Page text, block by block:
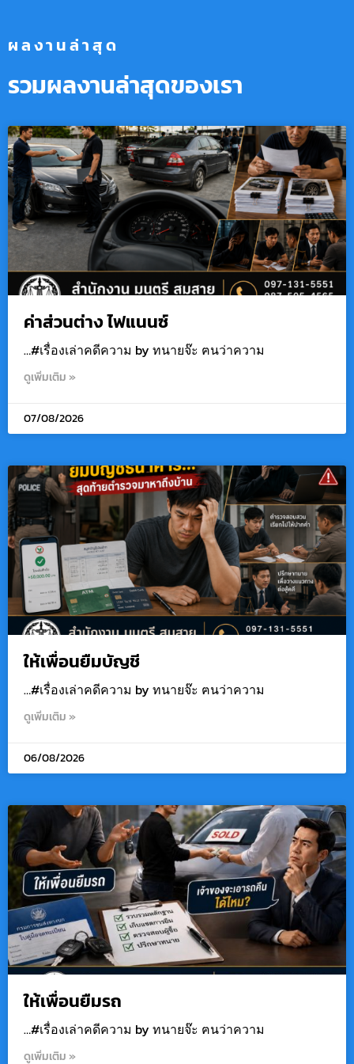
ผลงานล่าสุด
รวมผลงานล่าสุดของเรา
ค่าส่วนต่าง ไฟแนนซ์
…#เรื่องเล่าคดีความ by ทนายจ๊ะ ฅนว่าความ
ดูเพิ่มเติม »
07/08/2026
ให้เพื่อนยืมบัญชี
…#เรื่องเล่าคดีความ by ทนายจ๊ะ ฅนว่าความ
ดูเพิ่มเติม »
06/08/2026
ให้เพื่อนยืมรถ
…#เรื่องเล่าคดีความ by ทนายจ๊ะ ฅนว่าความ
ดูเพิ่มเติม »